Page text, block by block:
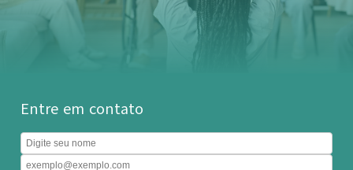
Entre em contato